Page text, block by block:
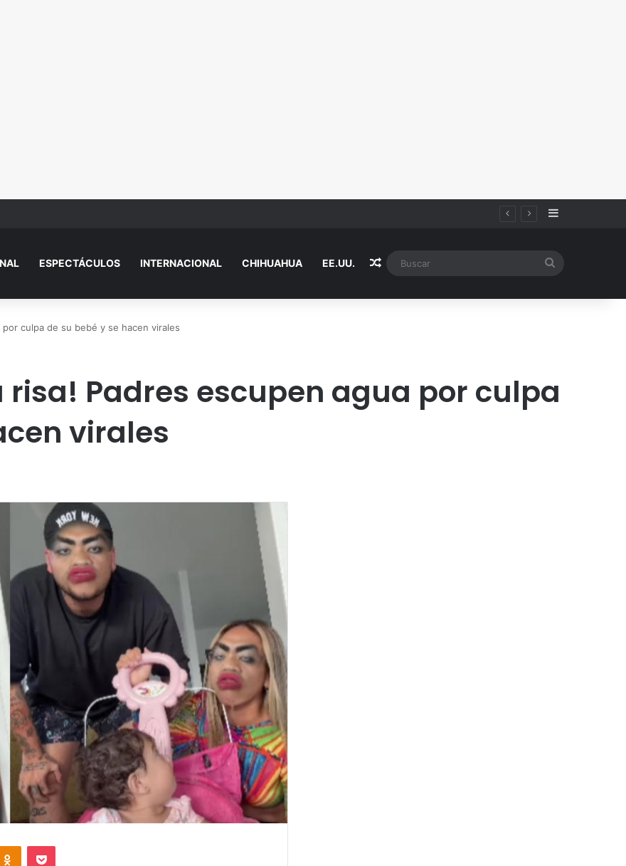
turismo de maternidad Sidebar
ESPECTÁCULOS INTERNACIONAL CHIHUAHUA EE.UU. Random Article
culpa de su bebé y se hacen virales
risa! Padres escupen agua por culpa
virales
Odnoklassniki
Pocket